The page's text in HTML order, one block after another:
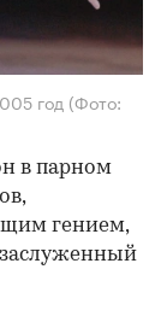
год (Фото:
в парном
гением,
заслуженный